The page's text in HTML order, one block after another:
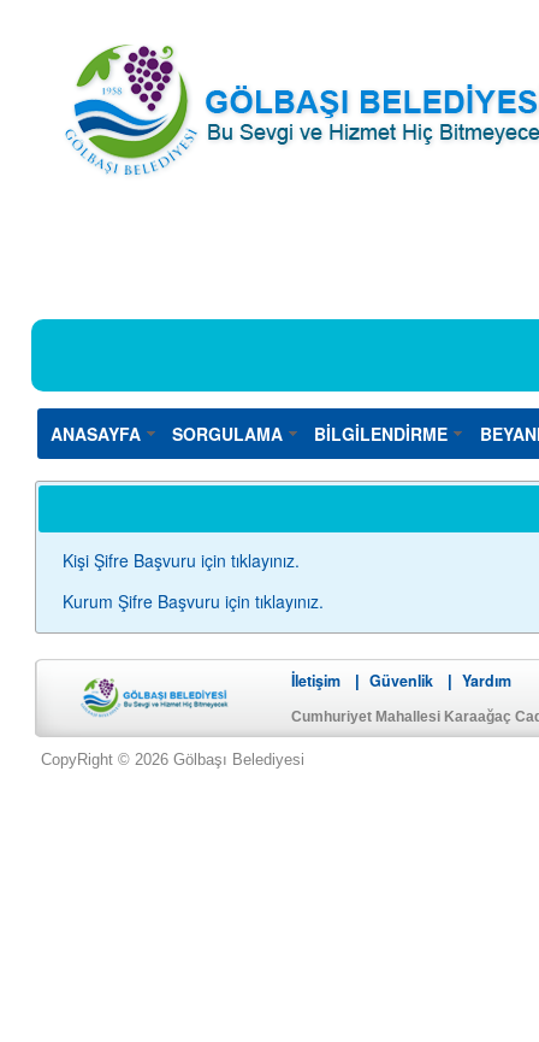
ANASAYFA SORGULAMA BİLGİLENDİRME
Kişi Şifre Başvuru için tıklayınız.
Kurum Şifre Başvuru için tıklayınız.
İletişim Güvenlik Yardım
Cumhuriyet Mahallesi Karaağaç
CopyRight © 2026 Gölbaşı Belediyesi